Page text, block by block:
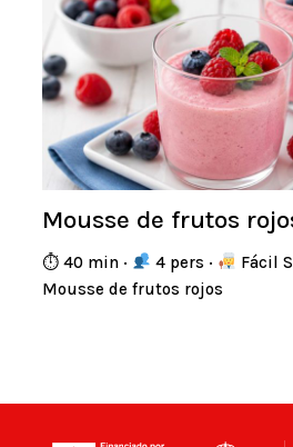
Mousse de frutos
⏱ 40 min · 4 pers ·
Fácil
Mousse de frutos rojos